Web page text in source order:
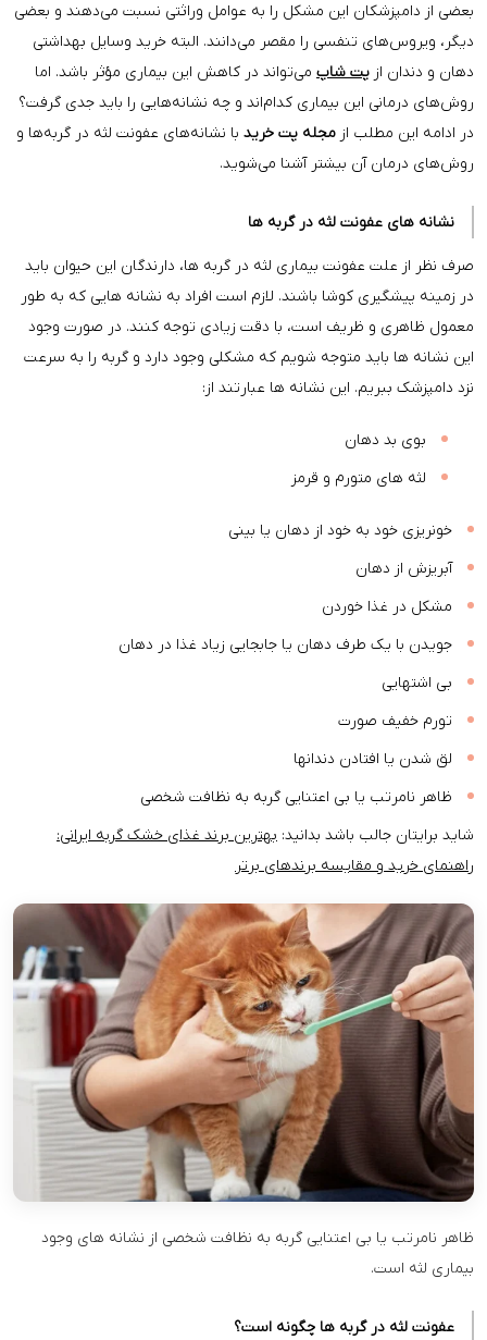
بعضی از دامپزشکان این مشکل را به عوامل وراثتی نسبت می‌دهند و بعضی
دیگر، ویروس‌های تنفسی را مقصر می‌دانند. البته خرید وسایل بهداشتی
دهان و دندان از پت شاپمی‌تواند در کاهش این بیماری مؤثر باشد. اما
روش‌های درمانی این بیماری کدام‌اند و چه نشانه‌هایی را باید جدی گرفت؟
در ادامه این مطلب از مجله پت خریدبا نشانه‌های عفونت لثه در گربه‌ها و
روش‌های درمان آن بیشتر آشنا می‌شوید.
نشانه های عفونت لثه در گربه ها
صرف نظر از علت عفونت بیماری لثه در گربه ها، دارندگان این حیوان باید
در زمینه پیشگیری کوشا باشند. لازم است افراد به نشانه هایی که به طور
معمول ظاهری و ظریف است، با دقت زیادی توجه کنند. در صورت وجود
این نشانه­ ها باید متوجه شویم که مشکلی وجود دارد و گربه را به سرعت
نزد دامپزشک ببریم. این نشانه ­ها عبارتند از:
بوی بد دهان
لثه های متورم و قرمز
خونریزی خود به خود از دهان یا بینی
آبریزش از دهان
مشکل در غذا خوردن
جویدن با یک طرف دهان یا جابجایی زیاد غذا در دهان
بی اشتهایی
تورم خفیف صورت
لق شدن یا افتادن دندانها
ظاهر نامرتب یا بی اعتنایی گربه به نظافت شخصی
شاید برایتان جالب باشد بدانید: بهترین برند غذای خشک گربه ایرانی:
راهنمای خرید و مقایسه برندهای برتر
ظاهر نامرتب یا بی اعتنایی گربه به نظافت شخصی از نشانه های وجود
بیماری لثه است.
عفونت لثه در گربه ها چگونه است؟